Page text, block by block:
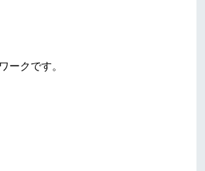
ークです。